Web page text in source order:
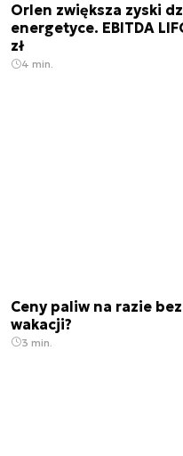
Orlen zwiększa zyski
energetyce. EBITDA
zł
4 min.
Ceny paliw na razie
wakacji?
3 min.